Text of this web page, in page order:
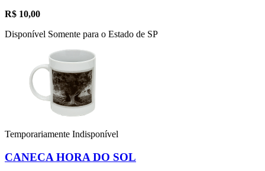
R$ 10,00
Disponível Somente para o Estado de SP
Temporariamente Indisponível
CANECA HORA DO SOL